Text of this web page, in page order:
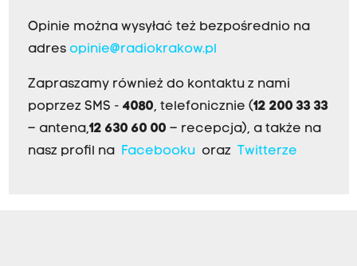
Opinie można wysyłać też bezpośrednio na
adres opinie@radiokrakow.pl
Zapraszamy również do kontaktu z nami
poprzez SMS - 4080, telefonicznie (12 200 33 33
– antena,12 630 60 00 – recepcja), a także na
nasz profil na Facebookuoraz Twitterze